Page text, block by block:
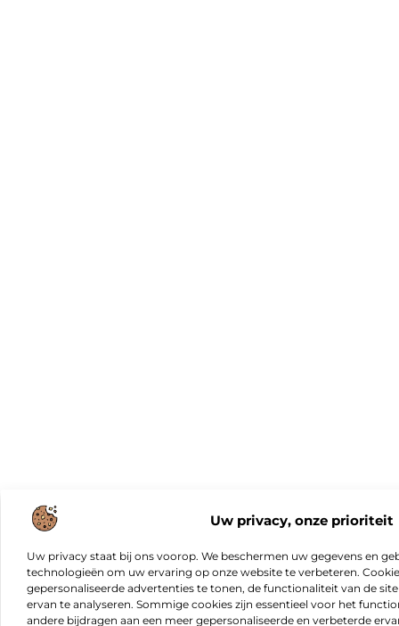
Uw privacy, onze prioriteit
Uw privacy staat bij ons voorop. We beschermen uw gegevens en
technologieën om uw ervaring op onze website te verbeteren.
gepersonaliseerde advertenties te tonen, de functionaliteit van de
ervan te analyseren. Sommige cookies zijn essentieel voor het
andere bijdragen aan een meer gepersonaliseerde en verbeterde